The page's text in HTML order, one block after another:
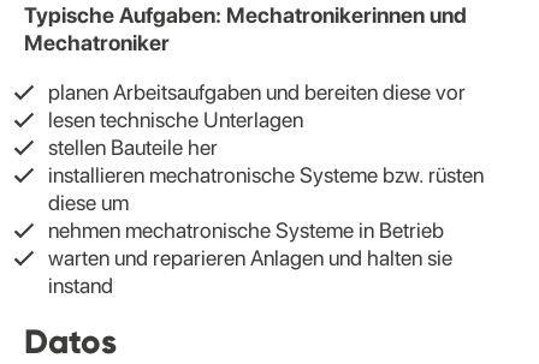
Typische Aufgaben: Mechatronikerinnen und
Mechatroniker
planen Arbeitsaufgaben und bereiten diese vor
lesen technische Unterlagen
stellen Bauteile her
installieren mechatronische Systeme bzw. rüsten
diese um
nehmen mechatronische Systeme in Betrieb
warten und reparieren Anlagen und halten sie
instand
Datos